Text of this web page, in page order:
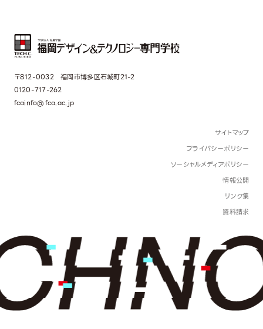
〒812-0032 福岡市博多区石城町21-2
0120-717-262
fcainfo@fca.ac.jp
サイトマップ
プライバシーポリシー
ソーシャルメディアポリシー
情報公開
リンク集
資料請求